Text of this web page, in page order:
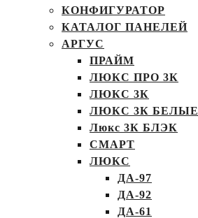
КОНФИГУРАТОР
КАТАЛОГ ПАНЕЛЕЙ
АРГУС
ПРАЙМ
ЛЮКС ПРО 3К
ЛЮКС 3К
ЛЮКС 3К БЕЛЫЕ
Люкс 3К БЛЭК
СМАРТ
ЛЮКС
ДА-97
ДА-92
ДА-61